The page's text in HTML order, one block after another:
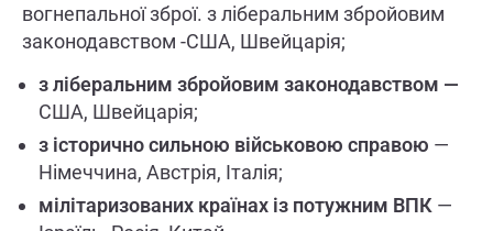
вогнепальної зброї. з ліберальним збройовим
законодавством -США, Швейцарія;
з ліберальним збройовим законодавством —
США, Швейцарія;
з історично сильною військовою справою —
Німеччина, Австрія, Італія;
мілітаризованих країнах із потужним ВПК —